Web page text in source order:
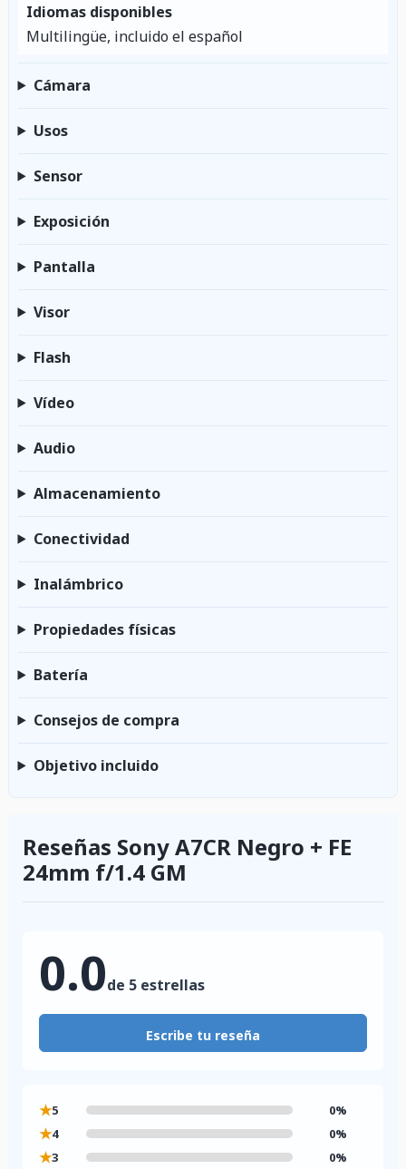
Idiomas disponibles
Multilingüe, incluido el español
Cámara
Usos
Sensor
Exposición
Pantalla
Visor
Flash
Vídeo
Audio
Almacenamiento
Conectividad
Inalámbrico
Propiedades físicas
Batería
Consejos de compra
Objetivo incluido
Reseñas Sony A7CR Negro + FE
24mm f/1.4 GM
0.0de 5 estrellas
Escribe tu reseña
★5 0%
★4 0%
★3 0%